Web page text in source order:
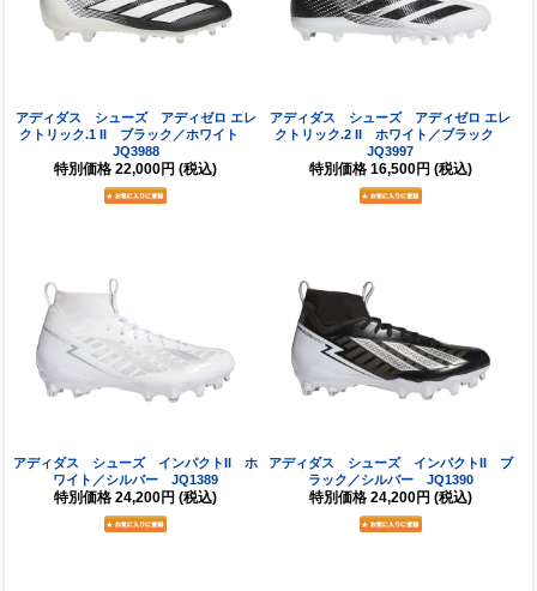
アディダス シューズ アディゼロ エレ
クトリック.1 II ブラック／ホワイト
JQ3988
特別価格 22,000円 (税込)
アディダス シューズ アディゼロ エレ
クトリック.2 II ホワイト／ブラック
JQ3997
特別価格 16,500円 (税込)
アディダス シューズ インパクトII ホ
ワイト／シルバー JQ1389
特別価格 24,200円 (税込)
アディダス シューズ インパクトII ブ
ラック／シルバー JQ1390
特別価格 24,200円 (税込)